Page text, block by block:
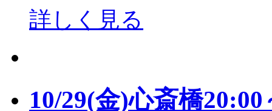
詳しく見る
10/29(金)心斎橋